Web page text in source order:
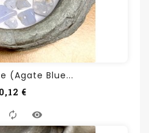
(agate Blue...
0,12 €